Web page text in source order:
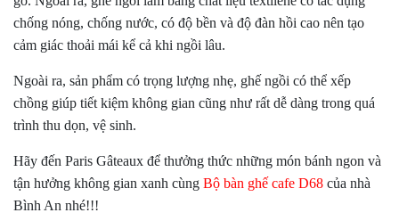
chống nóng, chống nước, có độ bền và độ đàn hồi cao nên tạo
cảm giác thoải mái kể cả khi ngồi lâu.
Ngoài ra, sản phẩm có trọng lượng nhẹ, ghế ngồi có thể xếp
chồng giúp tiết kiệm không gian cũng như rất dễ dàng trong quá
trình thu dọn, vệ sinh.
Hãy đến Paris Gâteaux để thưởng thức những món bánh ngon và
tận hưởng không gian xanh cùng Bộ bàn ghế cafe D68 của nhà
Bình An nhé!!!